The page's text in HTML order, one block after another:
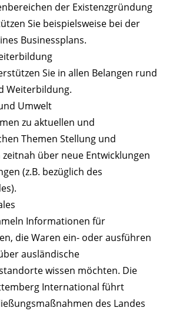
der Existenzgründung
Sie beispielsweise bei der
Businessplans.
Sie in allen Belangen rund
Weiterbildung.
Umwelt
zu aktuellen und
Themen Stellung und
über neue Entwicklungen
(z.B. bezüglich des
Informationen für
die Waren ein- oder ausführen
ausländische
wissen möchten. Die
International führt
des Landes